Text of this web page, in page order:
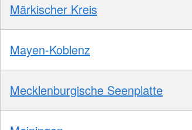
Märkischer Kreis
Mayen-Koblenz
Mecklenburgische Seenplatte